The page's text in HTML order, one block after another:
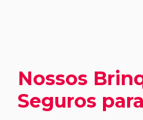
Nossos
Seguros